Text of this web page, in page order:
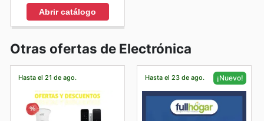
Abrir catálogo
Otras ofertas de Electrónica
Hasta el 21 de ago. Hasta el 23 de ago. ¡Nuevo!